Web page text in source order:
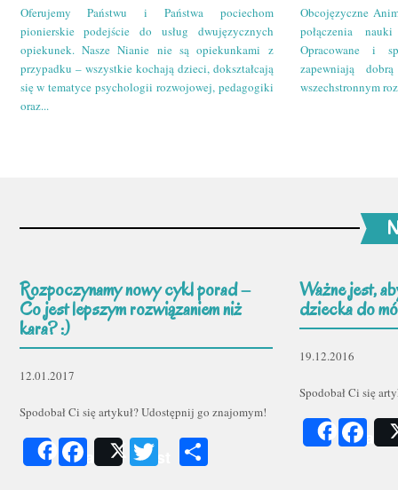
Oferujemy Państwu i Państwa pociechom
pionierskie podejście do usług dwujęzycznych
opiekunek. Nasze Nianie nie są opiekunkami z
przypadku – wszystkie kochają dzieci, dokształcają
się w tematyce psychologii rozwojowej, pedagogiki
oraz...
Obcojęzyczne
połączenia
Opracowane i
zapewniają
wszechstronnym
Rozpoczynamy nowy cykl porad –
Co jest lepszym rozwiązaniem niż
kara? :)
12.01.2017
Spodobał Ci się artykuł? Udostępnij go znajomym!
ShareFacebook
Post Twitter
Ważne jest,
dziecka do
19.12.2016
Spodobał Ci się
Share